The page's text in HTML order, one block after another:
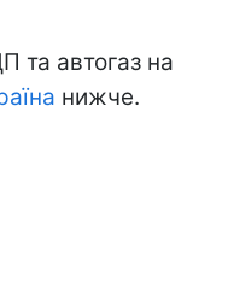
та автогаз на
нижче.